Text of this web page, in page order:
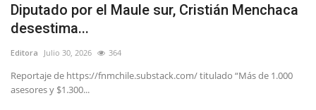
Diputado por el Maule sur, Cristián Menchaca
desestima...
Editora Julio 30, 2026 364
Reportaje de https://fnmchile.substack.com/ titulado “Más de 1.000
asesores y $1.300...